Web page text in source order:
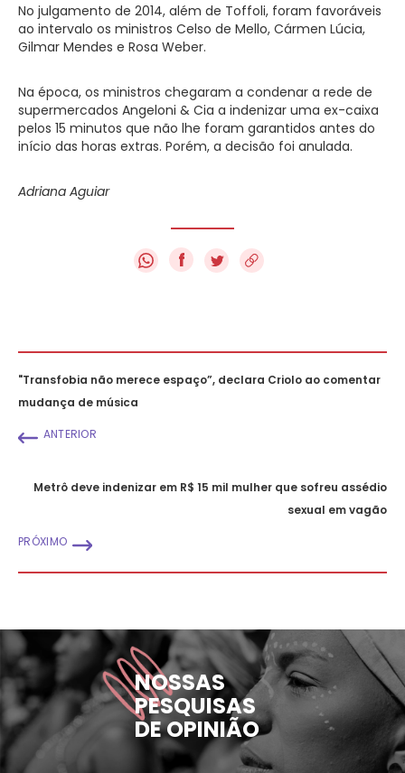
No julgamento de 2014, além de Toffoli, foram favoráveis
ao intervalo os ministros Celso de Mello, Cármen Lúcia,
Gilmar Mendes e Rosa Weber.
Na época, os ministros chegaram a condenar a rede de
supermercados Angeloni & Cia a indenizar uma ex­-caixa
pelos 15 minutos que não lhe foram garantidos antes do
início das horas extras. Porém, a decisão foi anulada.
Adriana Aguiar
f
"Transfobia não merece espaço”, declara Criolo ao comentar
mudança de música
ANTERIOR
Metrô deve indenizar em R$ 15 mil mulher que sofreu assédio
sexual em vagão
PRÓXIMO
NOSSAS
PESQUISAS
DE OPINIÃO